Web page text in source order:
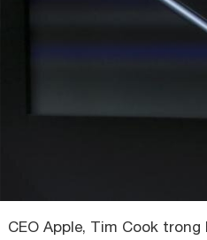
CEO Apple, Tim Cook